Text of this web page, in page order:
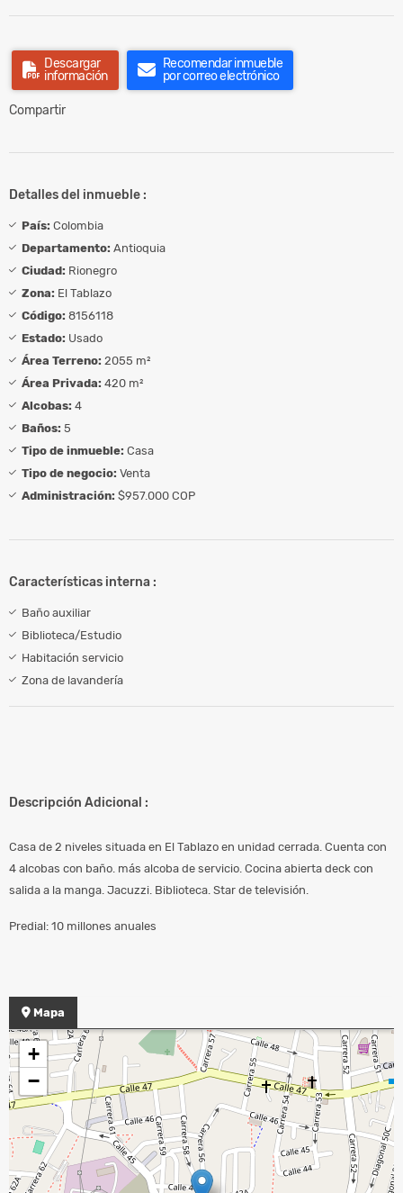
Descargar
información
Recomendar inmueble
por correo electrónico
Compartir
Detalles del inmueble :
País: Colombia
Departamento: Antioquia
Ciudad: Rionegro
Zona: El Tablazo
Código: 8156118
Estado: Usado
Área Terreno: 2055 m²
Área Privada: 420 m²
Alcobas: 4
Baños: 5
Tipo de inmueble: Casa
Tipo de negocio: Venta
Administración: $957.000 COP
Características interna :
Baño auxiliar
Biblioteca/Estudio
Habitación servicio
Zona de lavandería
Descripción Adicional :
Casa de 2 niveles situada en El Tablazo en unidad cerrada. Cuenta con
4 alcobas con baño. más alcoba de servicio. Cocina abierta deck con
salida a la manga. Jacuzzi. Biblioteca. Star de televisión.
Predial: 10 millones anuales
Mapa
+
−